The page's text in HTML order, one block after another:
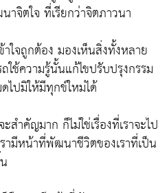
จิตใจ ที่เรียกว่าจิตภาวนา
ใจถูกต้อง มองเห็นสิ่งทั้งหลาย
ใช้ความรู้นั้นแก้ไขปรับปรุงกรรม
ปมิให้มีทุกข์ใหม่ได้
ำคัญมาก ก็ไม่ใช่เรื่องที่เราจะไป
มีหน้าที่พัฒนาชีวิตของเราที่เป็น